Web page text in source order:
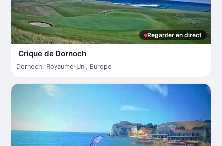
Regarder en direct
Crique de Dornoch
Dornoch, Royaume-Uni, Europe